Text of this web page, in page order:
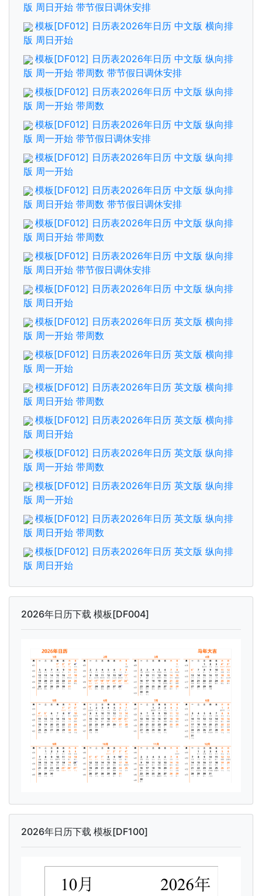
版 周日开始 带节假日调休安排
模板[DF012] 日历表2026年日历 中文版 横向排
版 周日开始
模板[DF012] 日历表2026年日历 中文版 纵向排
版 周一开始 带周数 带节假日调休安排
模板[DF012] 日历表2026年日历 中文版 纵向排
版 周一开始 带周数
模板[DF012] 日历表2026年日历 中文版 纵向排
版 周一开始 带节假日调休安排
模板[DF012] 日历表2026年日历 中文版 纵向排
版 周一开始
模板[DF012] 日历表2026年日历 中文版 纵向排
版 周日开始 带周数 带节假日调休安排
模板[DF012] 日历表2026年日历 中文版 纵向排
版 周日开始 带周数
模板[DF012] 日历表2026年日历 中文版 纵向排
版 周日开始 带节假日调休安排
模板[DF012] 日历表2026年日历 中文版 纵向排
版 周日开始
模板[DF012] 日历表2026年日历 英文版 横向排
版 周一开始 带周数
模板[DF012] 日历表2026年日历 英文版 横向排
版 周一开始
模板[DF012] 日历表2026年日历 英文版 横向排
版 周日开始 带周数
模板[DF012] 日历表2026年日历 英文版 横向排
版 周日开始
模板[DF012] 日历表2026年日历 英文版 纵向排
版 周一开始 带周数
模板[DF012] 日历表2026年日历 英文版 纵向排
版 周一开始
模板[DF012] 日历表2026年日历 英文版 纵向排
版 周日开始 带周数
模板[DF012] 日历表2026年日历 英文版 纵向排
版 周日开始
2026年日历下载 模板[DF004]
2026年日历下载 模板[DF100]